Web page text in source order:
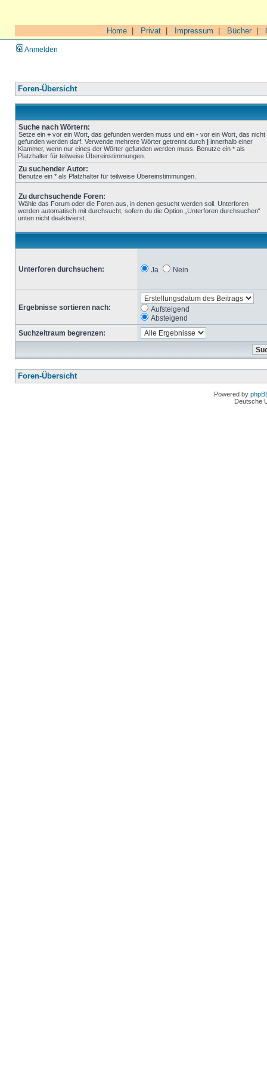
Home Privat Impressum Bücher|
Anmelden
Foren-Übersicht
Suche nach Wörtern:
Setze ein + vor ein Wort, das gefunden werden muss und ein - vor ein Wort, das nicht
gefunden werden darf. Verwende mehrere Wörter getrennt durch | innerhalb einer
Klammer, wenn nur eines der Wörter gefunden werden muss. Benutze ein * als
Platzhalter für teilweise Übereinstimmungen.
Zu suchender Autor:
Benutze ein * als Platzhalter für teilweise Übereinstimmungen.
Zu durchsuchende Foren:
Wähle das Forum oder die Foren aus, in denen gesucht werden soll. Unterforen
werden automatisch mit durchsucht, sofern du die Option „Unterforen durchsuchen“
unten nicht deaktivierst.
Unterforen durchsuchen: Ja Nein
Ergebnisse sortieren nach:
Aufsteigend
Absteigend
Suchzeitraum begrenzen:
Foren-Übersicht
Powered by
Deutsche